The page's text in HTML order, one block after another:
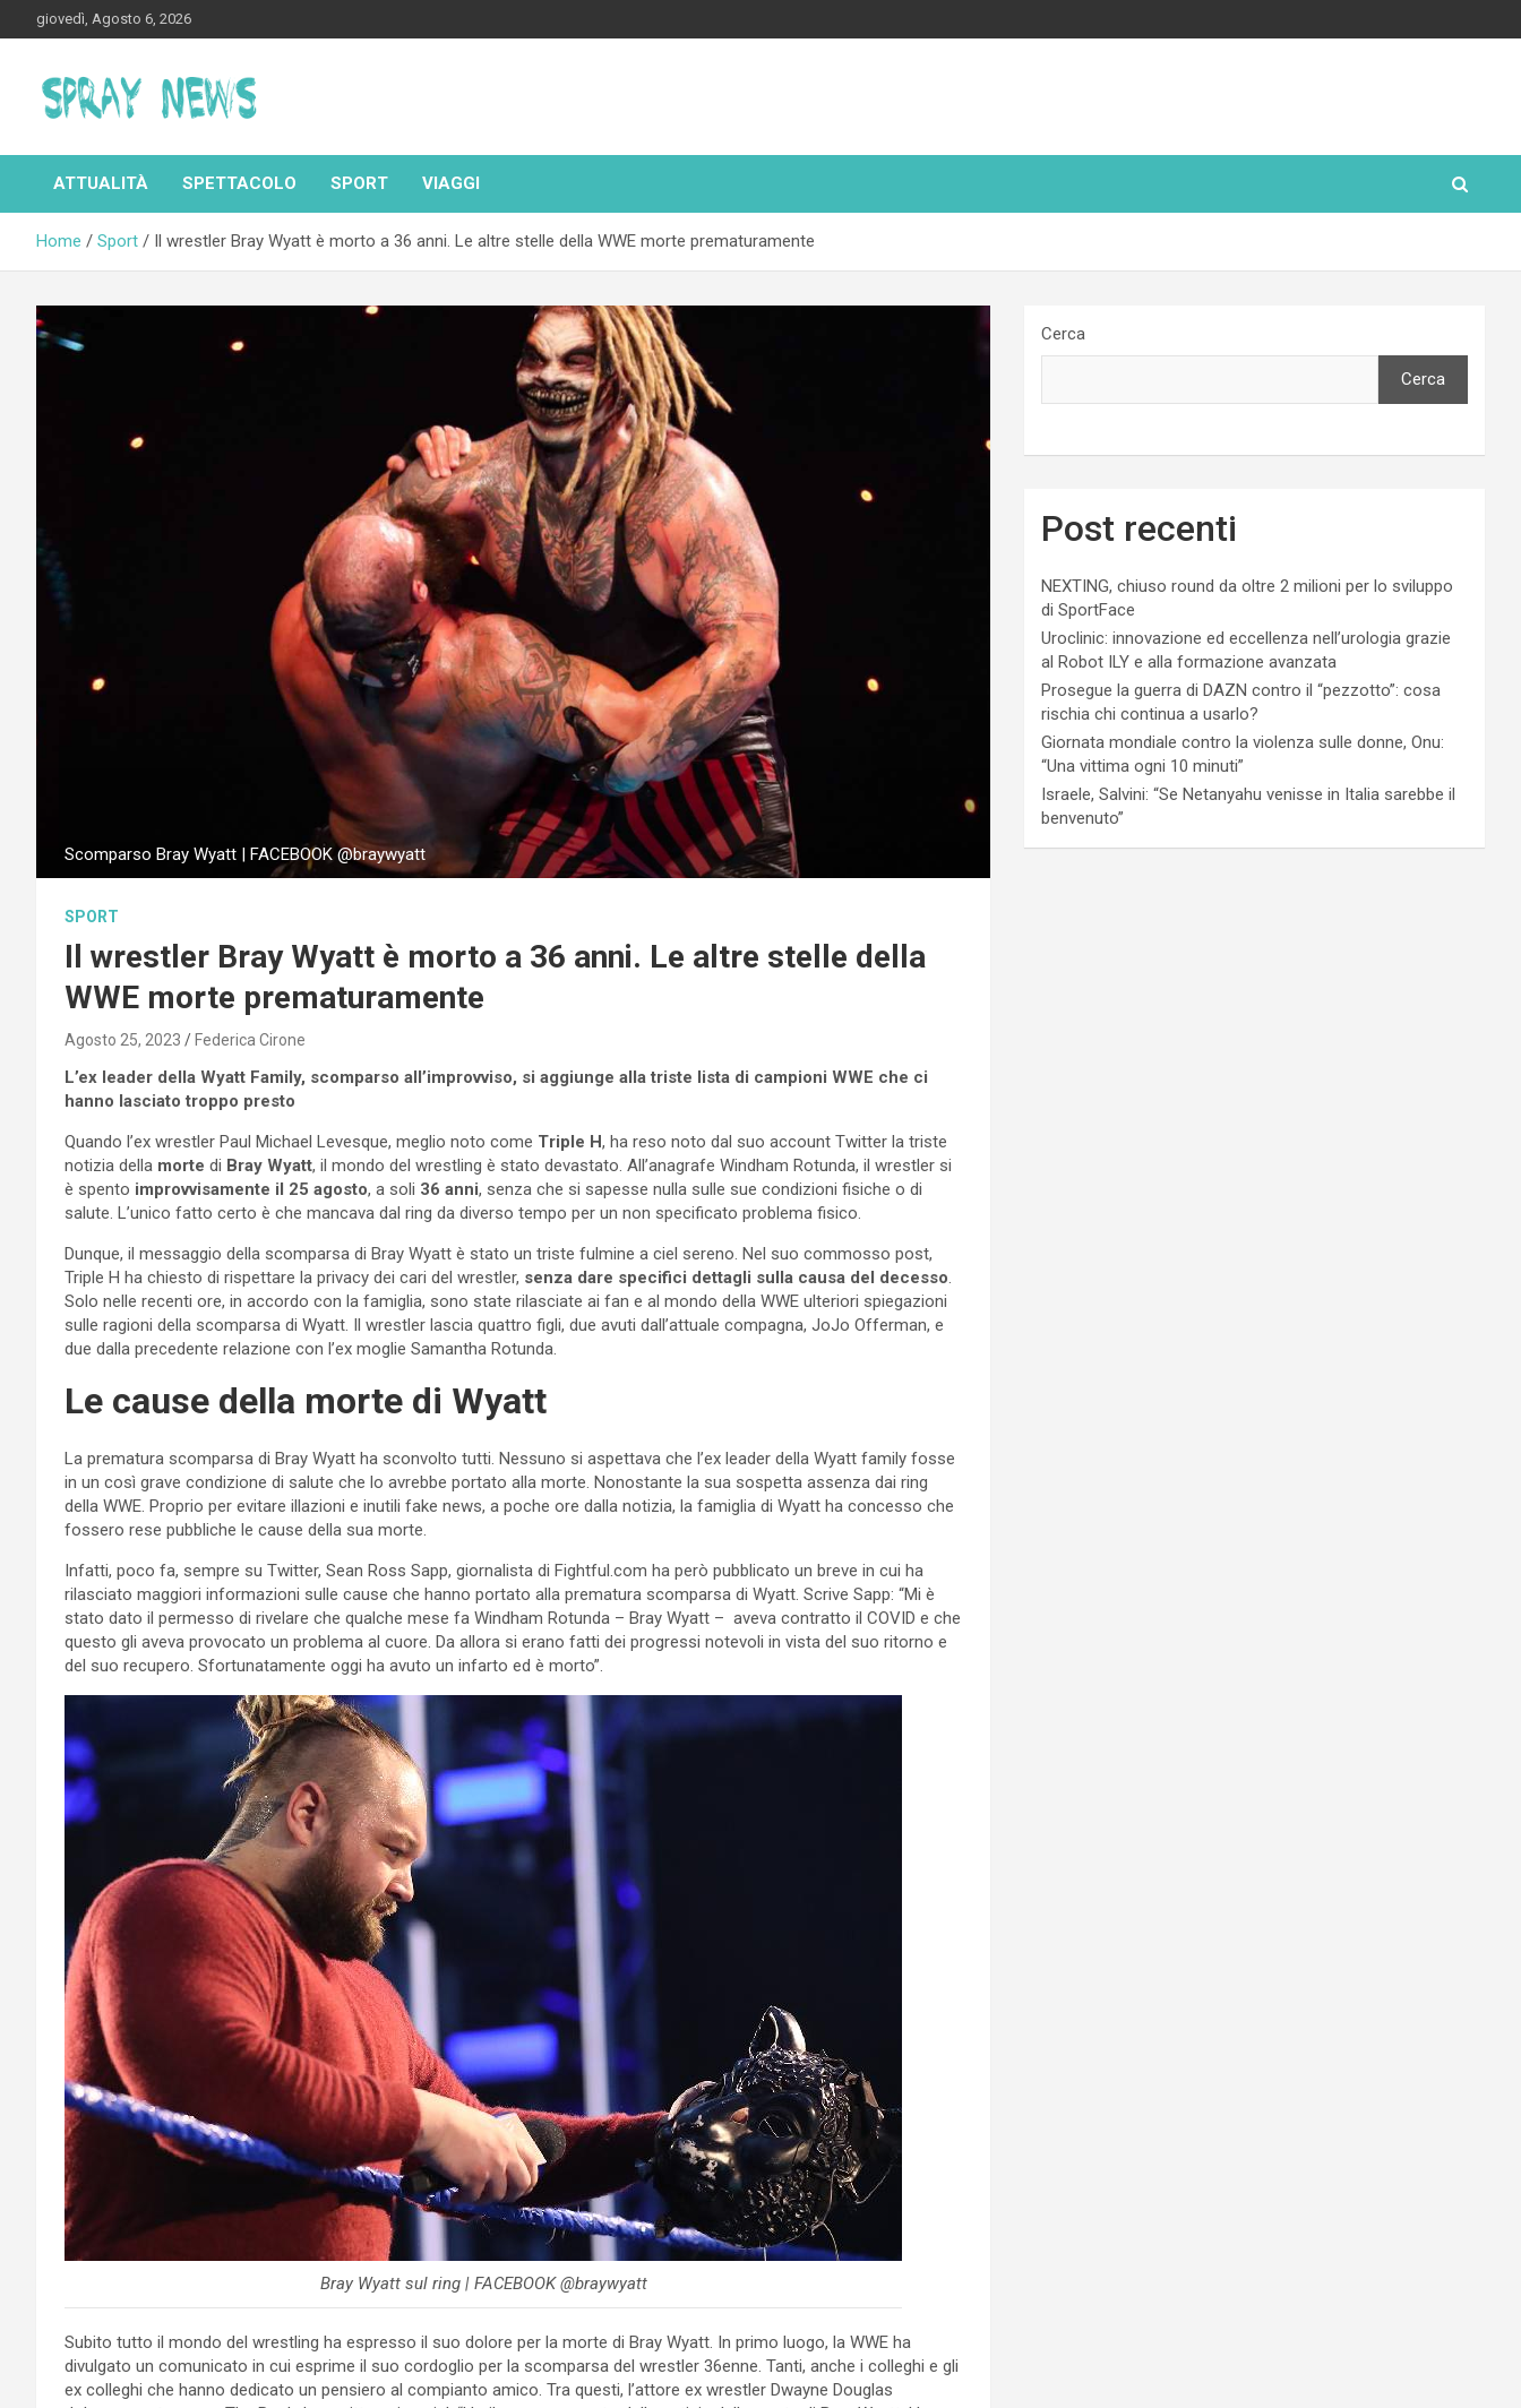
to
giovedì, Agosto 6, 2026
Spraynews.it
ATTUALITÀ SPETTACOLO SPORT VIAGGI
Home Sport Il wrestler Bray Wyatt è morto a 36 anni. Le altre stelle della WWE morte prematuramente
Scomparso Bray Wyatt | FACEBOOK @braywyatt
SPORT
Il wrestler Bray Wyatt è morto a 36 anni. Le altre stelle della
WWE morte prematuramente
Agosto 25, 2023 Federica Cirone
L’ex leader della Wyatt Family, scomparso all’improvviso, si aggiunge alla triste lista di campioni WWE che ci
hanno lasciato troppo presto
Quando l’ex wrestler Paul Michael Levesque, meglio noto come Triple H, ha reso noto dal suo account Twitter la triste
notizia della morte di Bray Wyatt, il mondo del wrestling è stato devastato. All’anagrafe Windham Rotunda, il wrestler si
è spento improvvisamente il 25 agosto, a soli 36 anni, senza che si sapesse nulla sulle sue condizioni fisiche o di
salute. L’unico fatto certo è che mancava dal ring da diverso tempo per un non specificato problema fisico.
Dunque, il messaggio della scomparsa di Bray Wyatt è stato un triste fulmine a ciel sereno. Nel suo commosso post,
Triple H ha chiesto di rispettare la privacy dei cari del wrestler, senza dare specifici dettagli sulla causa del decesso
Solo nelle recenti ore, in accordo con la famiglia, sono state rilasciate ai fan e al mondo della WWE ulteriori spiegazioni
sulle ragioni della scomparsa di Wyatt. Il wrestler lascia quattro figli, due avuti dall’attuale compagna, JoJo Offerman, e
due dalla precedente relazione con l’ex moglie Samantha Rotunda.
Le cause della morte di Wyatt
La prematura scomparsa di Bray Wyatt ha sconvolto tutti. Nessuno si aspettava che l’ex leader della Wyatt family fosse
in un così grave condizione di salute che lo avrebbe portato alla morte. Nonostante la sua sospetta assenza dai ring
della WWE. Proprio per evitare illazioni e inutili fake news, a poche ore dalla notizia, la famiglia di Wyatt ha concesso che
fossero rese pubbliche le cause della sua morte.
Infatti, poco fa, sempre su Twitter, Sean Ross Sapp, giornalista di Fightful.com ha però pubblicato un breve in cui ha
rilasciato maggiori informazioni sulle cause che hanno portato alla prematura scomparsa di Wyatt. Scrive Sapp: “Mi è
stato dato il permesso di rivelare che qualche mese fa Windham Rotunda – Bray Wyatt – aveva contratto il COVID e che
questo gli aveva provocato un problema al cuore. Da allora si erano fatti dei progressi notevoli in vista del suo ritorno e
del suo recupero. Sfortunatamente oggi ha avuto un infarto ed è morto”.
Bray Wyatt sul ring | FACEBOOK @braywyatt
Subito tutto il mondo del wrestling ha espresso il suo dolore per la morte di Bray Wyatt. In primo luogo, la WWE ha
divulgato un comunicato in cui esprime il suo cordoglio per la scomparsa del wrestler 36enne. Tanti, anche i colleghi e gli
ex colleghi che hanno dedicato un pensiero al compianto amico. Tra questi, l’attore ex wrestler Dwayne Douglas
Cerca
Cerca
Post recenti
NEXTING, chiuso round da oltre 2 milioni per lo sviluppo
di SportFace
Uroclinic: innovazione ed eccellenza nell’urologia grazie
al Robot ILY e alla formazione avanzata
Prosegue la guerra di DAZN contro il “pezzotto”: cosa
rischia chi continua a usarlo?
Giornata mondiale contro la violenza sulle donne, Onu:
“Una vittima ogni 10 minuti”
Israele, Salvini: “Se Netanyahu venisse in Italia sarebbe il
benvenuto”